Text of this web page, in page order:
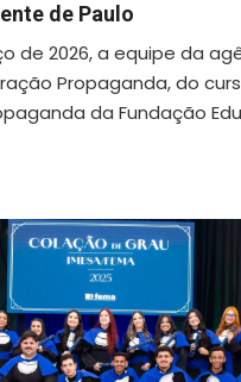
de Paulo
de 2026, a equipe da
Propaganda, do
da Fundação